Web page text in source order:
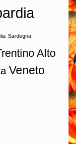
Sardegna
Alto
Veneto